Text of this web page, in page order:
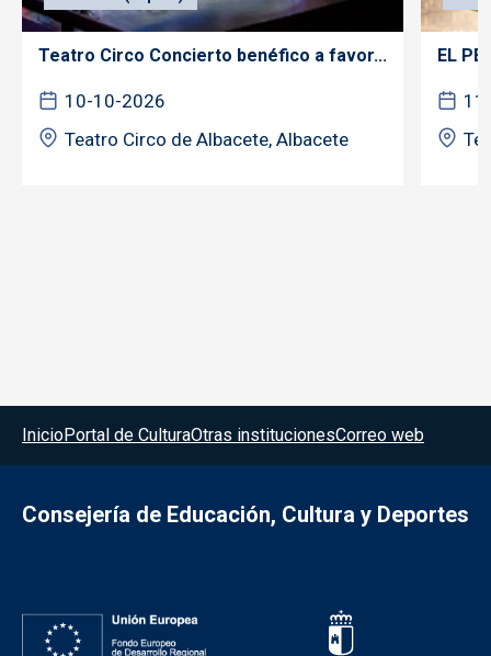
Teatro Circo Concierto benéfico a favor...
10-10-2026
Teatro Circo de Albacete, Albacete
EL
Menú del pie
InicioPortal de CulturaOtras institucionesCorreo web
Consejería de Educación, Cultura y Deportes